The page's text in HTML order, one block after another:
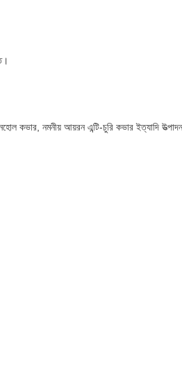
কভার, নমনীয় আয়রন এন্টি-চুরি কভার ইত্যাদি